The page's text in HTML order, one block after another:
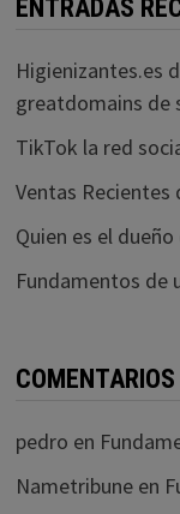
ENTRADAS
Higienizantes.es
greatdomains de
TikTok la red
Ventas Recientes
Quien es el
Fundamentos de
pedro en
Nametribuneen